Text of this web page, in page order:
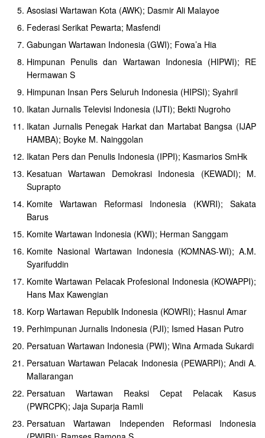
Asosiasi Wartawan Kota (AWK); Dasmir Ali Malayoe
Federasi Serikat Pewarta; Masfendi
Gabungan Wartawan Indonesia (GWI); Fowa’a Hia
Himpunan Penulis dan Wartawan Indonesia (HIPWI); RE
Hermawan S
Himpunan Insan Pers Seluruh Indonesia (HIPSI); Syahril
Ikatan Jurnalis Televisi Indonesia (IJTI); Bekti Nugroho
Ikatan Jurnalis Penegak Harkat dan Martabat Bangsa (IJAP
HAMBA); Boyke M. Nainggolan
Ikatan Pers dan Penulis Indonesia (IPPI); Kasmarios SmHk
Kesatuan Wartawan Demokrasi Indonesia (KEWADI); M.
Suprapto
Komite Wartawan Reformasi Indonesia (KWRI); Sakata
Barus
Komite Wartawan Indonesia (KWI); Herman Sanggam
Komite Nasional Wartawan Indonesia (KOMNAS-WI); A.M.
Syarifuddin
Komite Wartawan Pelacak Profesional Indonesia (KOWAPPI);
Hans Max Kawengian
Korp Wartawan Republik Indonesia (KOWRI); Hasnul Amar
Perhimpunan Jurnalis Indonesia (PJI); Ismed Hasan Putro
Persatuan Wartawan Indonesia (PWI); Wina Armada Sukardi
Persatuan Wartawan Pelacak Indonesia (PEWARPI); Andi A.
Mallarangan
Persatuan Wartawan Reaksi Cepat Pelacak Kasus
(PWRCPK); Jaja Suparja Ramli
Persatuan Wartawan Independen Reformasi Indonesia